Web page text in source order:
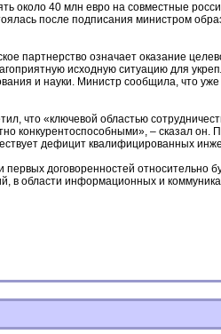
около 40 млн евро на совместные
после подписания министром
партнерство означает оказание
исходную ситуацию для
и науки. Министр сообщила, что
что «ключевой областью
конкурентоспособными», – сказал он.
дефицит квалифицированных
первых договоренностей относительно
в области информационных и